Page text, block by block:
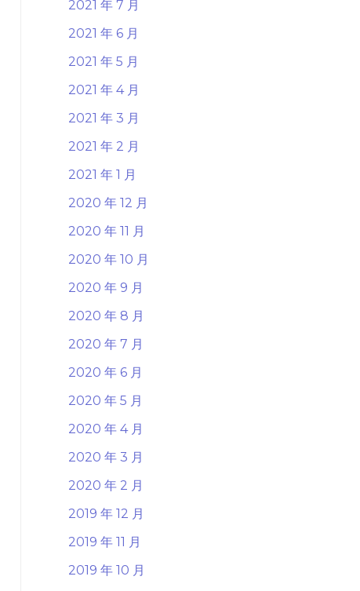
2021 年 7 月
2021 年 6 月
2021 年 5 月
2021 年 4 月
2021 年 3 月
2021 年 2 月
2021 年 1 月
2020 年 12 月
2020 年 11 月
2020 年 10 月
2020 年 9 月
2020 年 8 月
2020 年 7 月
2020 年 6 月
2020 年 5 月
2020 年 4 月
2020 年 3 月
2020 年 2 月
2019 年 12 月
2019 年 11 月
2019 年 10 月